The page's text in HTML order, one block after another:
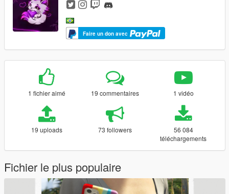
Faire un don avec
1 fichier aimé 19 commentaires 1 vidéo
19 uploads 73 followers
56 084
téléchargements
Fichier le plus populaire